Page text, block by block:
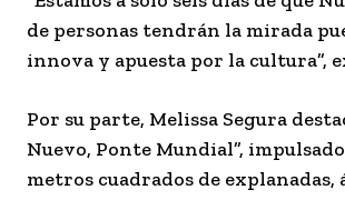
de personas tendrán la mirada
innova y apuesta por la cultura”,
Por su parte, Melissa Segura
Nuevo, Ponte Mundial”,
metros cuadrados de